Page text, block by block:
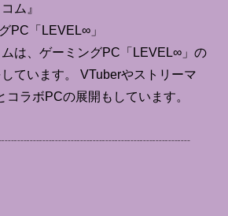
ム』
PC「LEVEL∞」
は、ゲーミングPC「LEVEL∞」の
ています。 VTuberやストリーマ
コラボPCの展開もしています。